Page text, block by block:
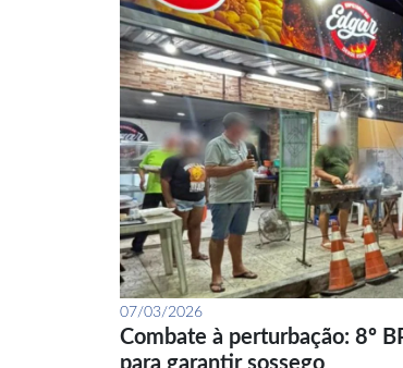
07/03/2026
Combate à perturbação: 8º